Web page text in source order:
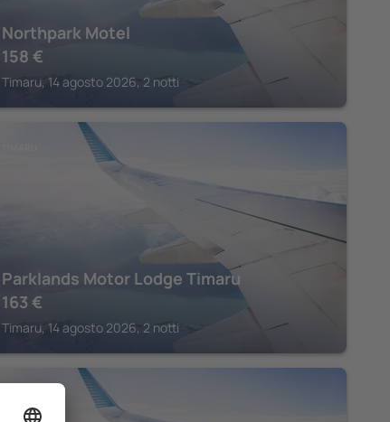
Northpark Motel
158 €
Timaru, 14 agosto 2026, 2 notti
Parklands Motor Lodge Timaru
163 €
Timaru, 14 agosto 2026, 2 notti